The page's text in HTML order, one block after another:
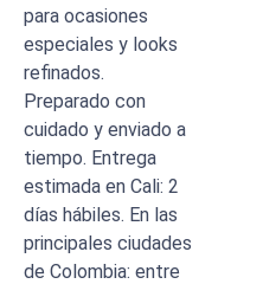
para ocasiones
especiales y looks
refinados.
Preparado con
cuidado y enviado a
tiempo. Entrega
estimada en Cali: 2
días hábiles. En las
principales ciudades
de Colombia: entre